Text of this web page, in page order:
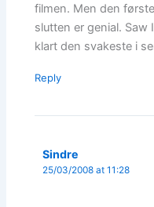
filmen. Men den
slutten er genial. Saw
klart den svakeste i
Reply
Sindre
25/03/2008 at 11:28